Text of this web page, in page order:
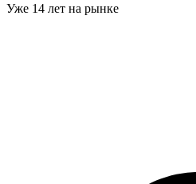
Уже 14 лет на рынке